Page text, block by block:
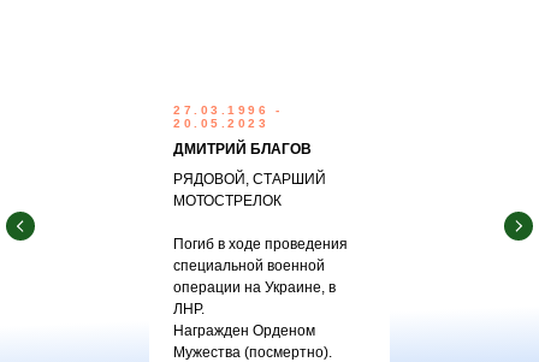
27.03.1996 -
20.05.2023
ДМИТРИЙ БЛАГОВ
РЯДОВОЙ, СТАРШИЙ
МОТОСТРЕЛОК
Погиб в ходе проведения
специальной военной
операции на Украине, в
ЛНР.
Награжден Орденом
Мужества (посмертно).